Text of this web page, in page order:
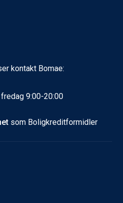
kontakt Bomae:
9:00-20:00
som Boligkreditformidler